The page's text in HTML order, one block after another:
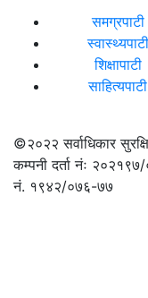
समग्रपाटी
स्वास्थ्यपाटी
शिक्षापाटी
साहित्यपाटी
©२०२२सर्वाधिकार
कम्पनी दर्ता नंः
नं. १९४२/०७६-७७